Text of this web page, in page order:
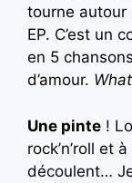
tourne autour
EP. C’est un
en 5
d’amour.
Une pinte !
rock’n’roll et
découlent…